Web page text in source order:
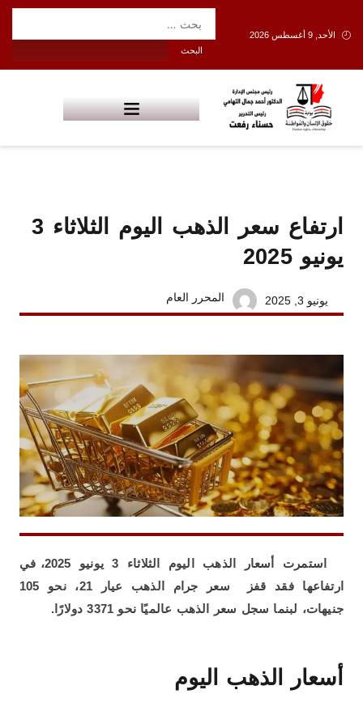
الأحد, 9 أغسطس 2026
ارتفاع سعر الذهب اليوم الثلاثاء 3
يونيو 2025
يونيو 3, 2025 المحرر العام
استمرت أسعار الذهب اليوم الثلاثاء 3 يونيو 2025، في
ارتفاعها فقد قفز سعر جرام الذهب عيار 21، نحو 105
جنيهات، لبنما سجل سعر الذهب عالميًا نحو 3371 دولارًا.
أسعار الذهب اليوم